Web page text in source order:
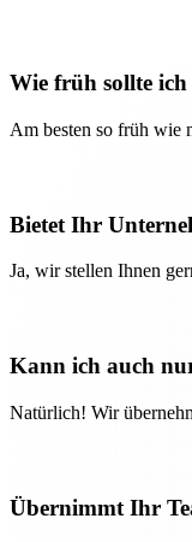
Wie früh sollte
Am besten so früh wie
Bietet Ihr
Ja, wir stellen Ihnen
Kann ich auch
Natürlich! Wir
Übernimmt Ihr